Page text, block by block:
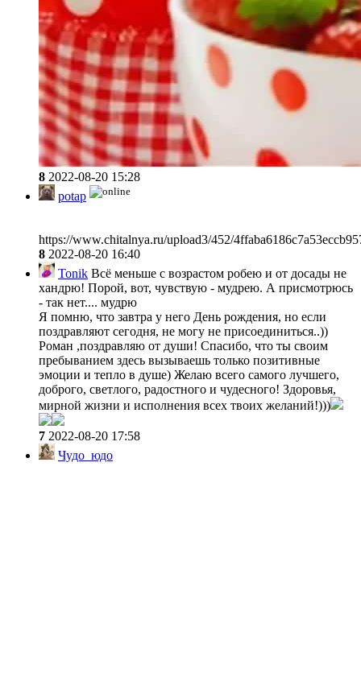
8 2022-08-20 15:28
potap
https://www.chitalnya.ru/upload3/452/
8 2022-08-20 16:40
Tonik Всё меньше с возрастом робею и от досады не
хандрю! Порой, вот, чувствую - мудрею. А присмотрюсь
- так нет.... мудрю
Я помню, что завтра у него День рождения, но если
поздравляют сегодня, не могу не присоединиться..))
Роман ,поздравляю от души! Спасибо, что ты своим
пребыванием здесь вызываешь только позитивные
эмоции и тепло в душе) Желаю всего самого лучшего,
доброго, светлого, радостного и чудесного! Здоровья,
мирной жизни и исполнения всех твоих желаний!)))
7 2022-08-20 17:58
Чудо_юдо